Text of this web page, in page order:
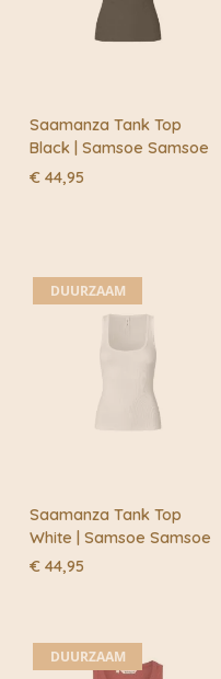
Saamanza Tank Top
Black | Samsoe Samsoe
€ 44,95
DUURZAAM
Saamanza Tank Top
White | Samsoe Samsoe
€ 44,95
DUURZAAM